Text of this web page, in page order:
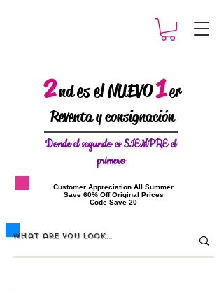
2ndes el NUEVO1er
Reventa y consignación
Donde elsegundo es SIEMPRE el
primero
​Customer Appreciation All Summer
​Save 60% Off Original Prices
​Code Save 20